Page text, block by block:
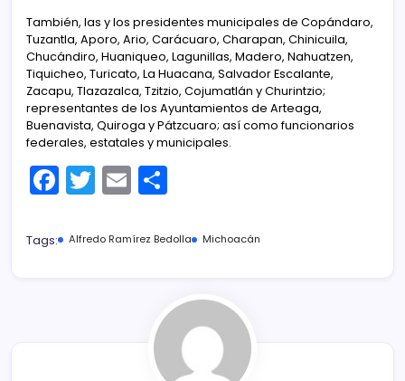
También, las y los presidentes municipales de Copándaro,
Tuzantla, Aporo, Ario, Carácuaro, Charapan, Chinicuila,
Chucándiro, Huaniqueo, Lagunillas, Madero, Nahuatzen,
Tiquicheo, Turicato, La Huacana, Salvador Escalante,
Zacapu, Tlazazalca, Tzitzio, Cojumatlán y Churintzio;
representantes de los Ayuntamientos de Arteaga,
Buenavista, Quiroga y Pátzcuaro; así como funcionarios
federales, estatales y municipales.
F
a
c
T
w
itt
E
m
ai m
ar
tir
Tags: Alfredo Ramírez Bedolla Michoacán